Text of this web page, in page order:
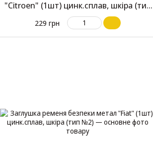
"Citroen" (1шт) цинк.сплав, шкіра (тип
№5)
229 грн